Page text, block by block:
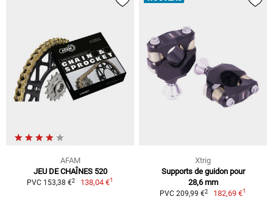
AFAM
JEU DE CHAÎNES 520
PVC 153,38 €2 138,04 €1
Xtrig
Supports de guidon pour
28,6 mm
PVC 209,99 €2 182,69 €1